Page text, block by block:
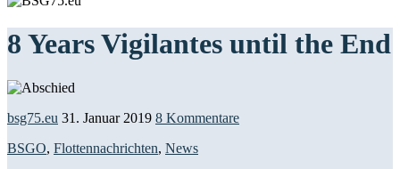
8 Years Vigilantes until the End
bsg75.eu 31. Januar 2019 8 Kommentare
BSGO, Flottennachrichten, News